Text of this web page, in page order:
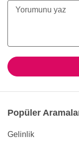
Popüler
Gelinlik